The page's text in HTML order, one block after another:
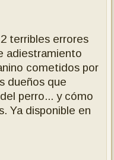
terribles errores
adiestramiento
cometidos por
dueños que
perro... y cómo
Ya disponible en